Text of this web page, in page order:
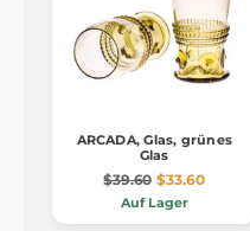
ARCADA, Glas, grünes
Glas
$39.60 $33.60
Auf Lager